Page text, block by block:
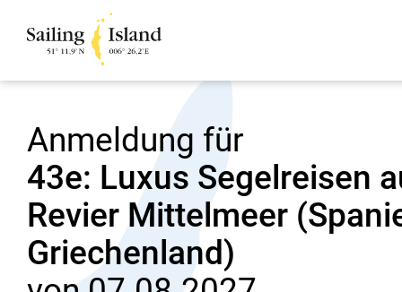
Anmeldung für
43e: Luxus Segelreisen
Revier Mittelmeer
Griechenland)